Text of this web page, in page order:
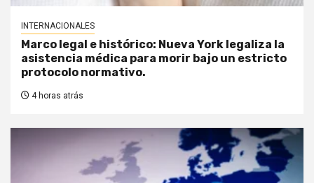
INTERNACIONALES
Marco legal e histórico: Nueva York legaliza la
asistencia médica para morir bajo un estricto
protocolo normativo.
4 horas atrás